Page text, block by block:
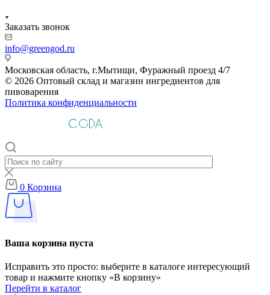
Заказать звонок
info@greengod.ru
Московская область, г.Мытищи, Фуражный проезд 4/7
© 2026 Оптовый склад и магазин ингредиентов для
пивоварения
Политика конфиденциальности
0 Корзина
Ваша корзина пуста
Исправить это просто: выберите в каталоге интересующий
товар и нажмите кнопку «В корзину»
Перейти в каталог